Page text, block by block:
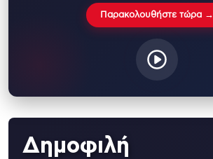
Παρακολουθήστε τώρα →
Δημοφιλή